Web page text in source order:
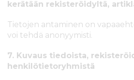
kerätään rekisteröidyltä,
Tietojen antaminen on
voi tehdä anonyymisti.
7. Kuvaus tiedoista,
henkilötietoryhmistä